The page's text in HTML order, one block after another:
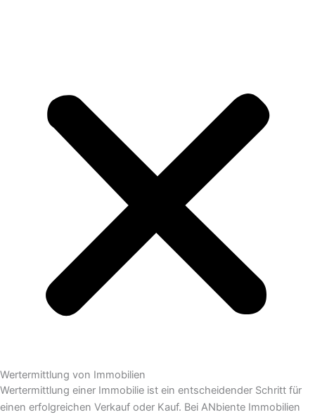
Wertermittlung von Immobilien​
Wertermittlung einer Immobilie ist ein entscheidender Schritt für
einen erfolgreichen Verkauf oder Kauf. Bei ANbiente Immobilien